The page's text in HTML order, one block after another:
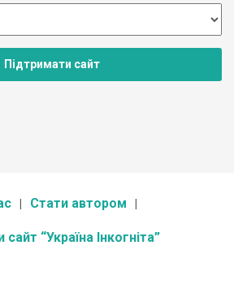
Підтримати сайт
Стати автором
“Україна Інкогніта”